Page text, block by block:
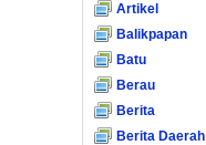
Artikel
Balikpapan
Batu
Berau
Berita
Berita Daerah